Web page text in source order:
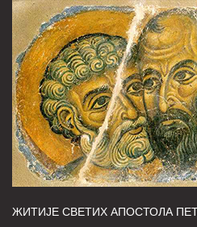
ЖИТИЈЕ СВЕТИХ АПОСТОЛА